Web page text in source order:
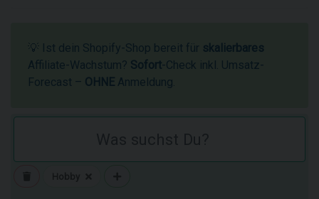
💡 Ist dein Shopify-Shop bereit für skalierbares
Affiliate-Wachstum? Sofort-Check inkl. Umsatz-
Forecast – OHNE Anmeldung.